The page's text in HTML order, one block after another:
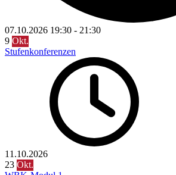
07.10.2026 19:30 - 21:30
9 Okt.
Stufenkonferenzen
11.10.2026
23 Okt.